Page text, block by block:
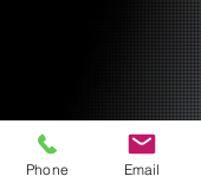
Phone Email